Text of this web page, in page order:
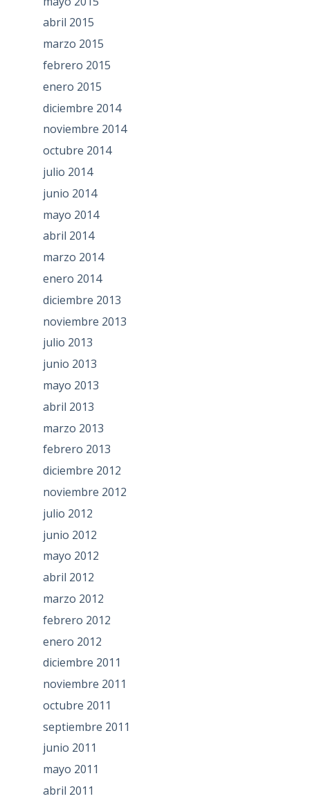
abril 2015
marzo 2015
febrero 2015
enero 2015
diciembre 2014
noviembre 2014
octubre 2014
julio 2014
junio 2014
mayo 2014
abril 2014
marzo 2014
enero 2014
diciembre 2013
noviembre 2013
julio 2013
junio 2013
mayo 2013
abril 2013
marzo 2013
febrero 2013
diciembre 2012
noviembre 2012
julio 2012
junio 2012
mayo 2012
abril 2012
marzo 2012
febrero 2012
enero 2012
diciembre 2011
noviembre 2011
octubre 2011
septiembre 2011
junio 2011
mayo 2011
abril 2011